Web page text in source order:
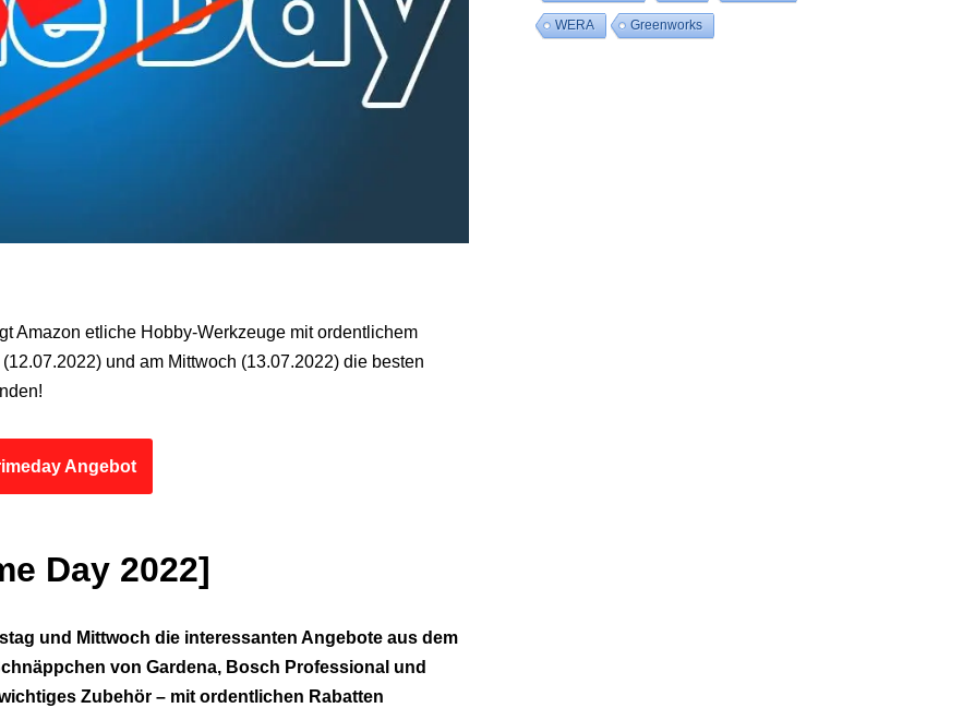
Amazon etliche Hobby-Werkzeuge mit ordentlichem
und am Mittwoch (13.07.2022) die besten
Angebot
Day 2022]
und Mittwoch die interessanten Angebote aus dem
von Gardena, Bosch Professional und
Zubehör – mit ordentlichen Rabatten
WERA Greenworks